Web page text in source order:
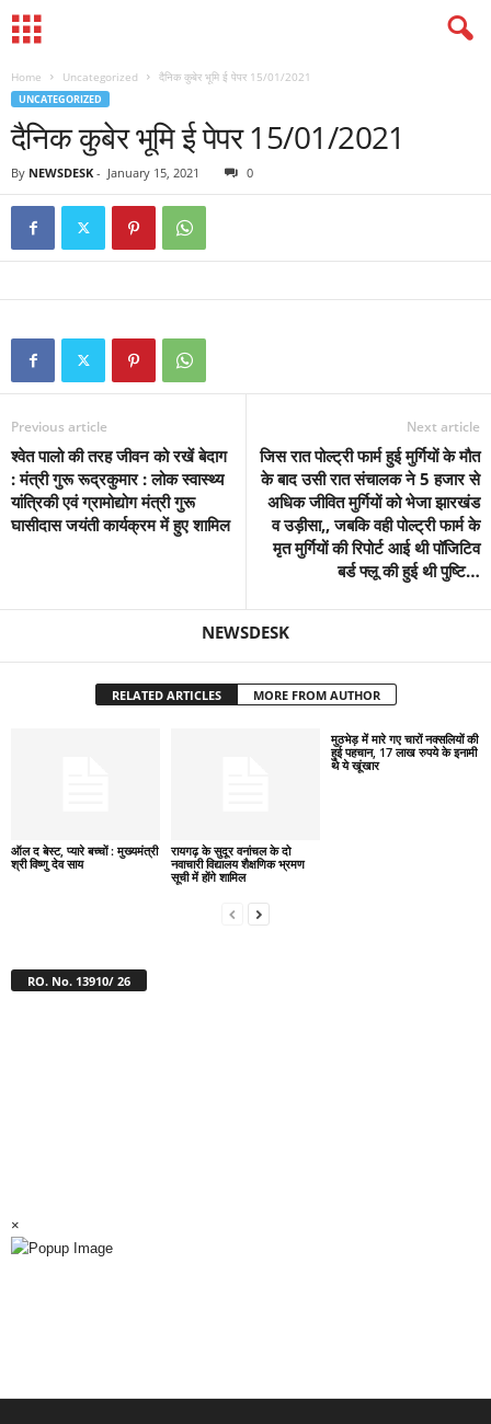
Home Uncategorized दैनिक कुबेर भूमि ई पेपर 15/01/2021
UNCATEGORIZED
दैनिक कुबेर भूमि ई पेपर 15/01/2021
By NEWSDESK - January 15, 2021 0
Previous article
श्वेत पालो की तरह जीवन को रखें बेदाग
: मंत्री गुरू रूद्रकुमार : लोक स्वास्थ्य
यांत्रिकी एवं ग्रामोद्योग मंत्री गुरू
घासीदास जयंती कार्यक्रम में हुए शामिल
Next article
जिस रात पोल्ट्री फार्म हुई मुर्गियों के मौत
के बाद उसी रात संचालक ने 5 हजार से
अधिक जीवित मुर्गियों को भेजा झारखंड
व उड़ीसा,, जबकि वही पोल्ट्री फार्म के
मृत मुर्गियों की रिपोर्ट आई थी पॉजिटिव
बर्ड फ्लू की हुई थी पुष्टि…
NEWSDESK
RELATED ARTICLES MORE FROM AUTHOR
ऑल द बेस्ट, प्यारे बच्चों : मुख्यमंत्री
श्री विष्णु देव साय
रायगढ़ के सुदूर वनांचल के दो
नवाचारी विद्यालय शैक्षणिक भ्रमण
सूची में होंगे शामिल
मुठभेड़ में मारे गए चारों नक्सलियों की
हुई पहचान, 17 लाख रुपये के इनामी
थे ये खूंखार
RO. No. 13910/ 26
×